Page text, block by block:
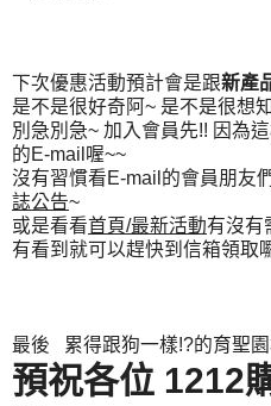
下次優惠活動預計會是跟新產
是不是很好奇阿~ 是不是很想
別急別急~ 加入會員先!! 因為
的E-mail喔~~
沒有習慣看E-mail的會員朋友
誌公告~
或是看看首頁/最新活動有沒有
有看到就可以趕快到信箱領取
最後 累得跟狗一樣!?的育聖
預祝各位 1212